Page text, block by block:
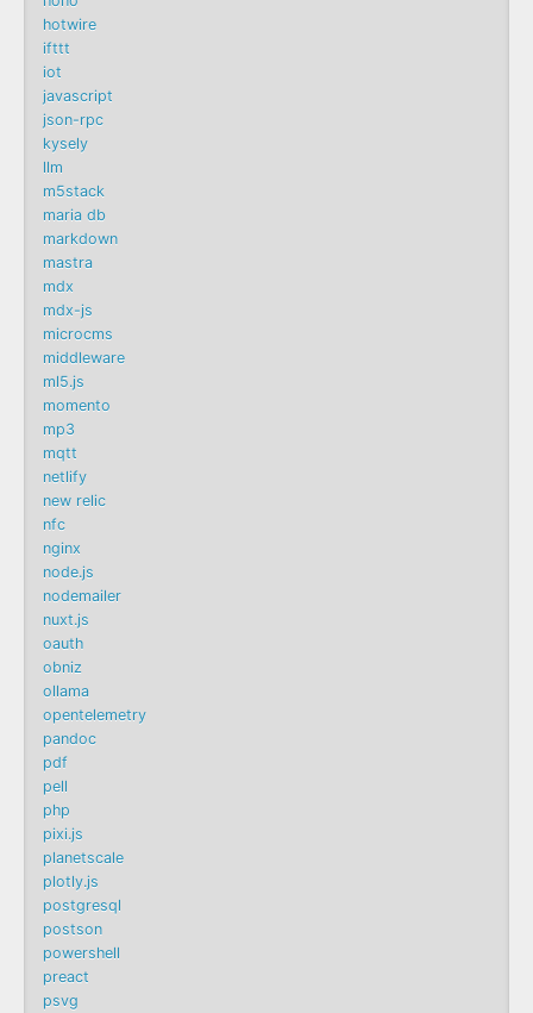
hotwire
ifttt
iot
javascript
json-rpc
kysely
llm
m5stack
maria db
markdown
mastra
mdx
mdx-js
microcms
middleware
ml5.js
momento
mp3
mqtt
netlify
new relic
nfc
nginx
node.js
nodemailer
nuxt.js
oauth
obniz
ollama
opentelemetry
pandoc
pdf
pell
php
pixi.js
planetscale
plotly.js
postgresql
postson
powershell
preact
psvg